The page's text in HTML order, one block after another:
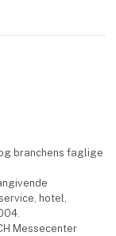
branchens faglige
hotel,
Messecenter